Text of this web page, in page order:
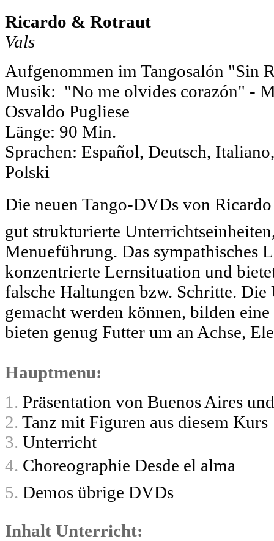
Ricardo & Rotraut
Vals
Aufgenommen im Tangosalón "Sin
Musik: "No me olvides corazón" -
Osvaldo Pugliese
Länge: 90 Min.
Sprachen: Español, Deutsch,
Polski
Die neuen Tango-DVDs von Ricardo
gut strukturierte
Menueführung. Das sympathisches
konzentrierte Lernsituation und
falsche Haltungen bzw. Schritte.
gemacht werden können, bilden
bieten genug Futter um an Achse,
Hauptmenu:
1. Präsentation von Buenos Aires
2. Tanz mit Figuren aus diesem Kurs
3. Unterricht
4. Choreographie Desde el alma
5. Demos übrige DVDs
Inhalt Unterricht: